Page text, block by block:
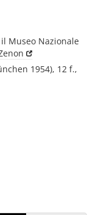
Museo Nazionale
1954), 12 f.,